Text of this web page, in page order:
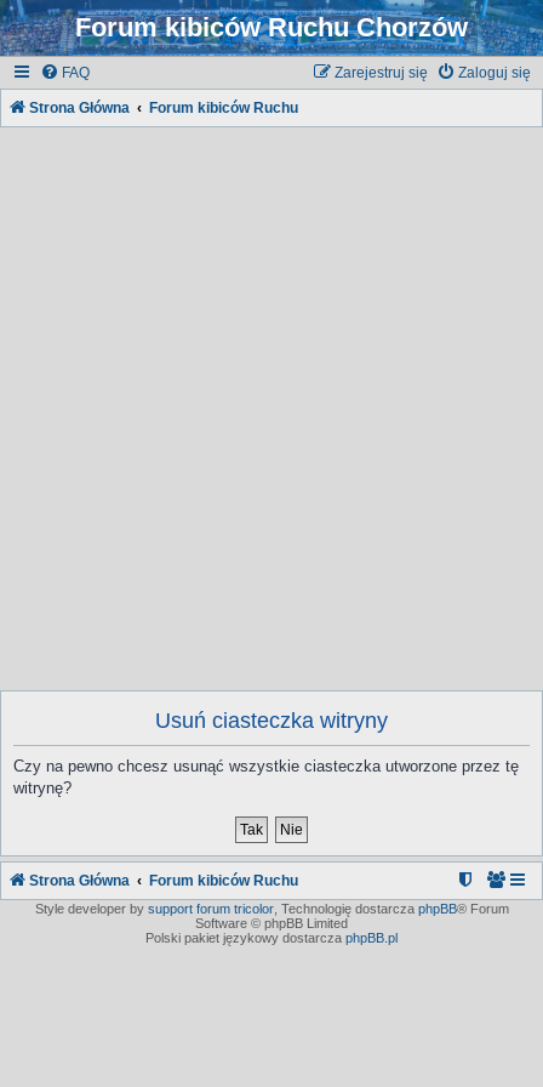
Forum kibiców Ruchu Chorzów
FAQ Zaloguj się
Zarejestruj się
Strona Główna Forum kibiców Ruchu
Usuń ciasteczka witryny
Czy na pewno chcesz usunąć wszystkie ciasteczka utworzone przez tę
witrynę?
Strona Główna Forum kibiców Ruchu
Style developer by support forum tricolor, Technologię dostarcza phpBB® Forum
Software © phpBB Limited
Polski pakiet językowy dostarcza phpBB.pl